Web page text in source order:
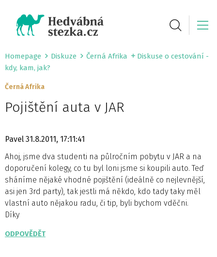
Homepage Diskuze Černá Afrika
Diskuse o cestování -
kdy, kam, jak?
Černá Afrika
Pojištění auta v JAR
Pavel 31.8.2011, 17:11:41
Ahoj, jsme dva studenti na půlročním pobytu v JAR a na
doporučení kolegy, co tu byl loni jsme si koupili auto. Teď
sháníme nějaké vhodné pojištění (ideálně co nejlevnější,
asi jen 3rd party), tak jestli má někdo, kdo tady taky měl
vlastní auto nějakou radu, či tip, byli bychom vděčni.
Díky
ODPOVĚDĚT